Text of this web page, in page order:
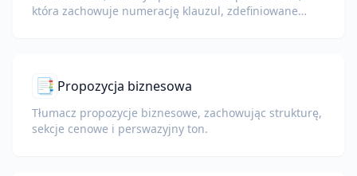
która zachowuje numerację klauzul, zdefiniowane
📑 Propozycja biznesowa
Tłumacz propozycje biznesowe, zachowując strukturę,
sekcje cenowe i perswazyjny ton.